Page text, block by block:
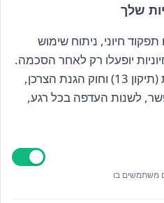
שלך
חיוני, ניתוח שימוש
יופעלו רק לאחר הסכמה.
בהתאם לחוק הגנת הפרטיות (תיקון 13) וחוק הגנת הצרכן,
לשנות העדפה בכל רגע,
משתמשים בו